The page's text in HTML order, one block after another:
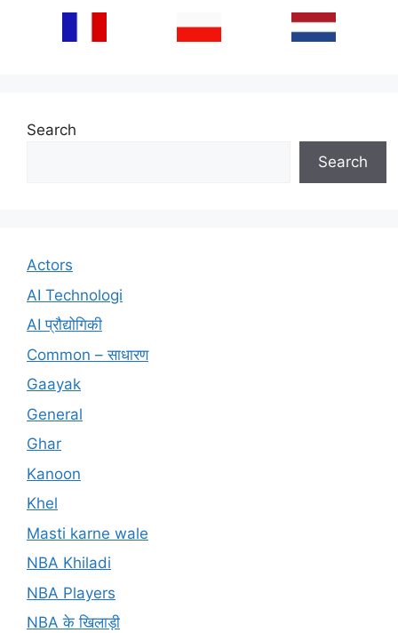
Search
Search
Actors
AI Technologi
AI प्रौद्योगिकी
Common – साधारण
Gaayak
General
Ghar
Kanoon
Khel
Masti karne wale
NBA Khiladi
NBA Players
NBA के खिलाड़ी